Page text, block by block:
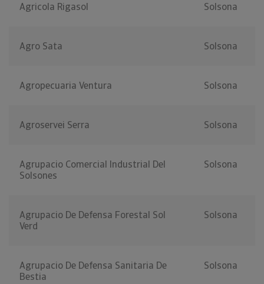
Agricola Rigasol Solsona
Agro Sata Solsona
Agropecuaria Ventura Solsona
Agroservei Serra Solsona
Agrupacio Comercial Industrial Del
Solsones
Solsona
Agrupacio De Defensa Forestal Sol
Verd
Solsona
Agrupacio De Defensa Sanitaria De
Bestia
Solsona